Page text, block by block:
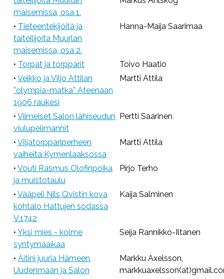
maisemissa, osa 1.
• Tieteentekijöitä ja
taiteilijoita Muurlan
maisemissa, osa 2.
Hanna-Maija Saarimaa
• Torpat ja torpparit
Toivo Haatio
• Veikko ja Viljo Attilan
”olympia-matka” Ateenaan
1906 raukesi
Martti Attila
• Viimeiset Salon lähiseudun
viulupelimannit
Pertti Saarinen
• Viljatorppariperheen
vaiheita Kymenlaaksossa
Martti Attila
• Vouti Rasmus Olofinpoika
ja muistotaulu
Pirjo Terho
• Vääpeli Nils Qvistin kova
kohtalo Hattujen sodassa
V.1742
Kaija Salminen
• Yksi mies - kolme
syntymäaikaa
Seija Rannikko-Iltanen
• Äitini juuria Hämeen,
Uudenmaan ja Salon
Markku Axelsson,